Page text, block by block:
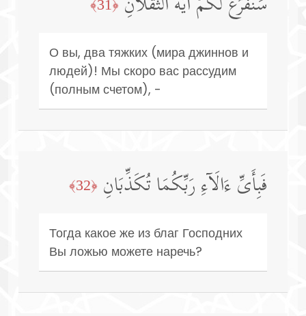
﴿31﴾
О вы, два тяжких (мира джиннов и
людей)! Мы скоро вас рассудим
(полным счетом), -
فَبِأَیِّ ءَالَاۤءِ رَبِّكُمَا تُكَذِّبَانِ ﴿32﴾
Тогда какое же из благ Господних
Вы ложью можете наречь?